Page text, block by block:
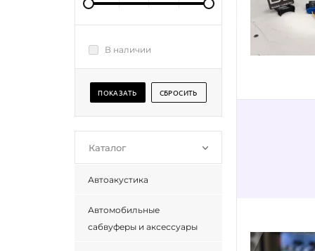
В наличии
Каталог
Автоакустика
Автомобильные
сабвуферы и аксессуары